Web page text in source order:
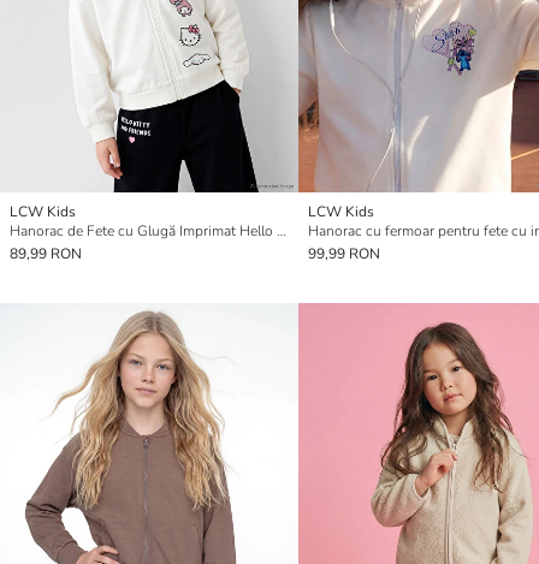
LCW Kids
Hanorac de Fete cu Glugă Imprimat Hello Kitty
89,99 RON
LCW Kids
99,99 RON